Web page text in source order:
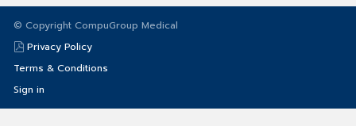
© Copyright CompuGroup Medical
Privacy Policy
Terms & Conditions
Sign in